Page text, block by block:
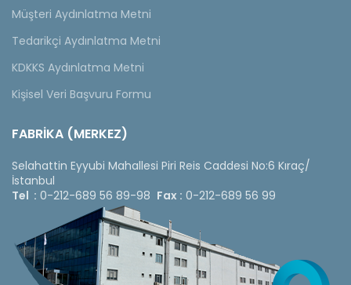
Müşteri Aydınlatma Metni
Tedarikçi Aydınlatma Metni
KDKKS Aydınlatma Metni
Kişisel Veri Başvuru Formu
FABRİKA (MERKEZ)
Selahattin Eyyubi Mahallesi Piri Reis Caddesi No:6 Kıraç/
İstanbul
Tel : 0-212-689 56 89-98 Fax : 0-212-689 56 99